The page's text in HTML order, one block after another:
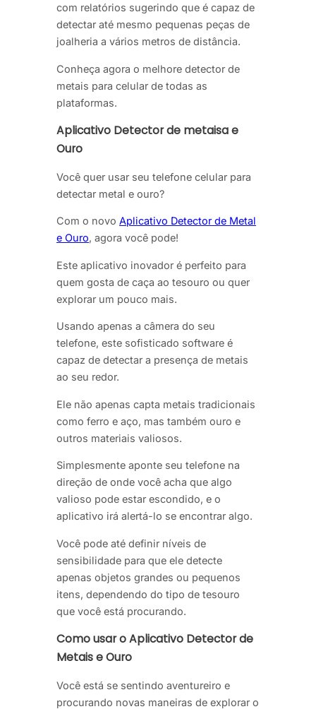
com relatórios sugerindo que é capaz de
detectar até mesmo pequenas peças de
joalheria a vários metros de distância.
Conheça agora o melhore detector de
metais para celular de todas as
plataformas.
Aplicativo Detector de metaisa e
Ouro
Você quer usar seu telefone celular para
detectar metal e ouro?
Com o novo Aplicativo Detector de Metal
e Ouro, agora você pode!
Este aplicativo inovador é perfeito para
quem gosta de caça ao tesouro ou quer
explorar um pouco mais.
Usando apenas a câmera do seu
telefone, este sofisticado software é
capaz de detectar a presença de metais
ao seu redor.
Ele não apenas capta metais tradicionais
como ferro e aço, mas também ouro e
outros materiais valiosos.
Simplesmente aponte seu telefone na
direção de onde você acha que algo
valioso pode estar escondido, e o
aplicativo irá alertá-lo se encontrar algo.
Você pode até definir níveis de
sensibilidade para que ele detecte
apenas objetos grandes ou pequenos
itens, dependendo do tipo de tesouro
que você está procurando.
Como usar o Aplicativo Detector de
Metais e Ouro
Você está se sentindo aventureiro e
procurando novas maneiras de explorar o